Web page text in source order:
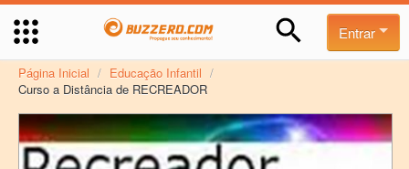
Entrar
Página Inicial / Educação Infantil /
Curso a Distância de RECREADOR